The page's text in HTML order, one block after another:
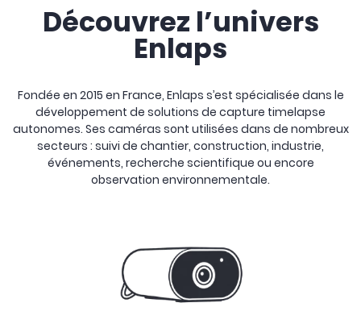
Découvrez l’univers
Enlaps
Fondée en 2015 en France, Enlaps s’est spécialisée dans le
développement de solutions de capture timelapse
autonomes. Ses caméras sont utilisées dans de nombreux
secteurs : suivi de chantier, construction, industrie,
événements, recherche scientifique ou encore
observation environnementale.